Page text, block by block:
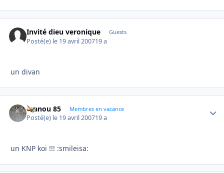
Invité dieu veronique Guests
Posté(e) le 19 avril 200719 a
un divan
manou 85 Membres en vacance
Posté(e) le 19 avril 200719 a
un KNP koi !!! :smileisa: